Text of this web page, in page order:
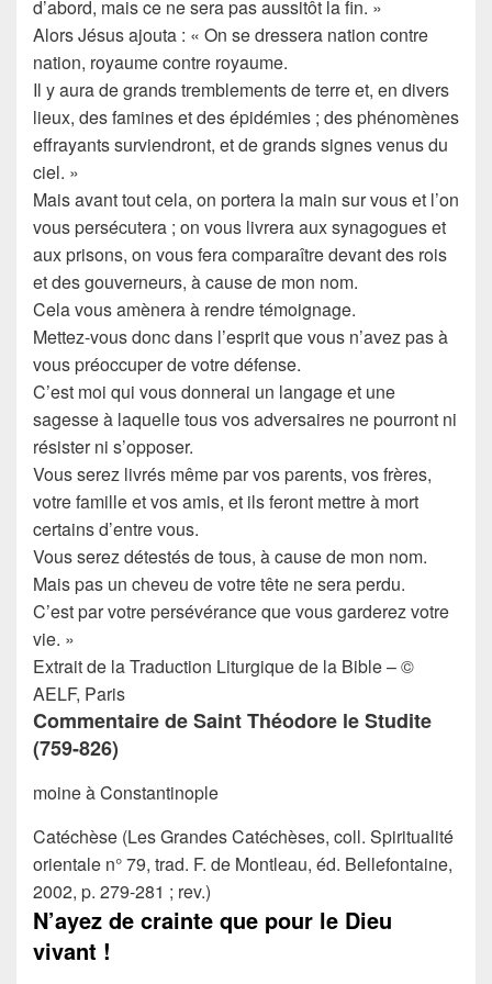
d’abord, mais ce ne sera pas aussitôt la fin. »
Alors Jésus ajouta : « On se dressera nation contre
nation, royaume contre royaume.
Il y aura de grands tremblements de terre et, en divers
lieux, des famines et des épidémies ; des phénomènes
effrayants surviendront, et de grands signes venus du
ciel. »
Mais avant tout cela, on portera la main sur vous et l’on
vous persécutera ; on vous livrera aux synagogues et
aux prisons, on vous fera comparaître devant des rois
et des gouverneurs, à cause de mon nom.
Cela vous amènera à rendre témoignage.
Mettez-vous donc dans l’esprit que vous n’avez pas à
vous préoccuper de votre défense.
C’est moi qui vous donnerai un langage et une
sagesse à laquelle tous vos adversaires ne pourront ni
résister ni s’opposer.
Vous serez livrés même par vos parents, vos frères,
votre famille et vos amis, et ils feront mettre à mort
certains d’entre vous.
Vous serez détestés de tous, à cause de mon nom.
Mais pas un cheveu de votre tête ne sera perdu.
C’est par votre persévérance que vous garderez votre
vie. »
Extrait de la Traduction Liturgique de la Bible – ©
AELF, Paris
Commentaire de Saint Théodore le Studite
(759-826)
moine à Constantinople
Catéchèse (Les Grandes Catéchèses, coll. Spiritualité
orientale n° 79, trad. F. de Montleau, éd. Bellefontaine,
2002, p. 279-281 ; rev.)
N’ayez de crainte que pour le Dieu
vivant !